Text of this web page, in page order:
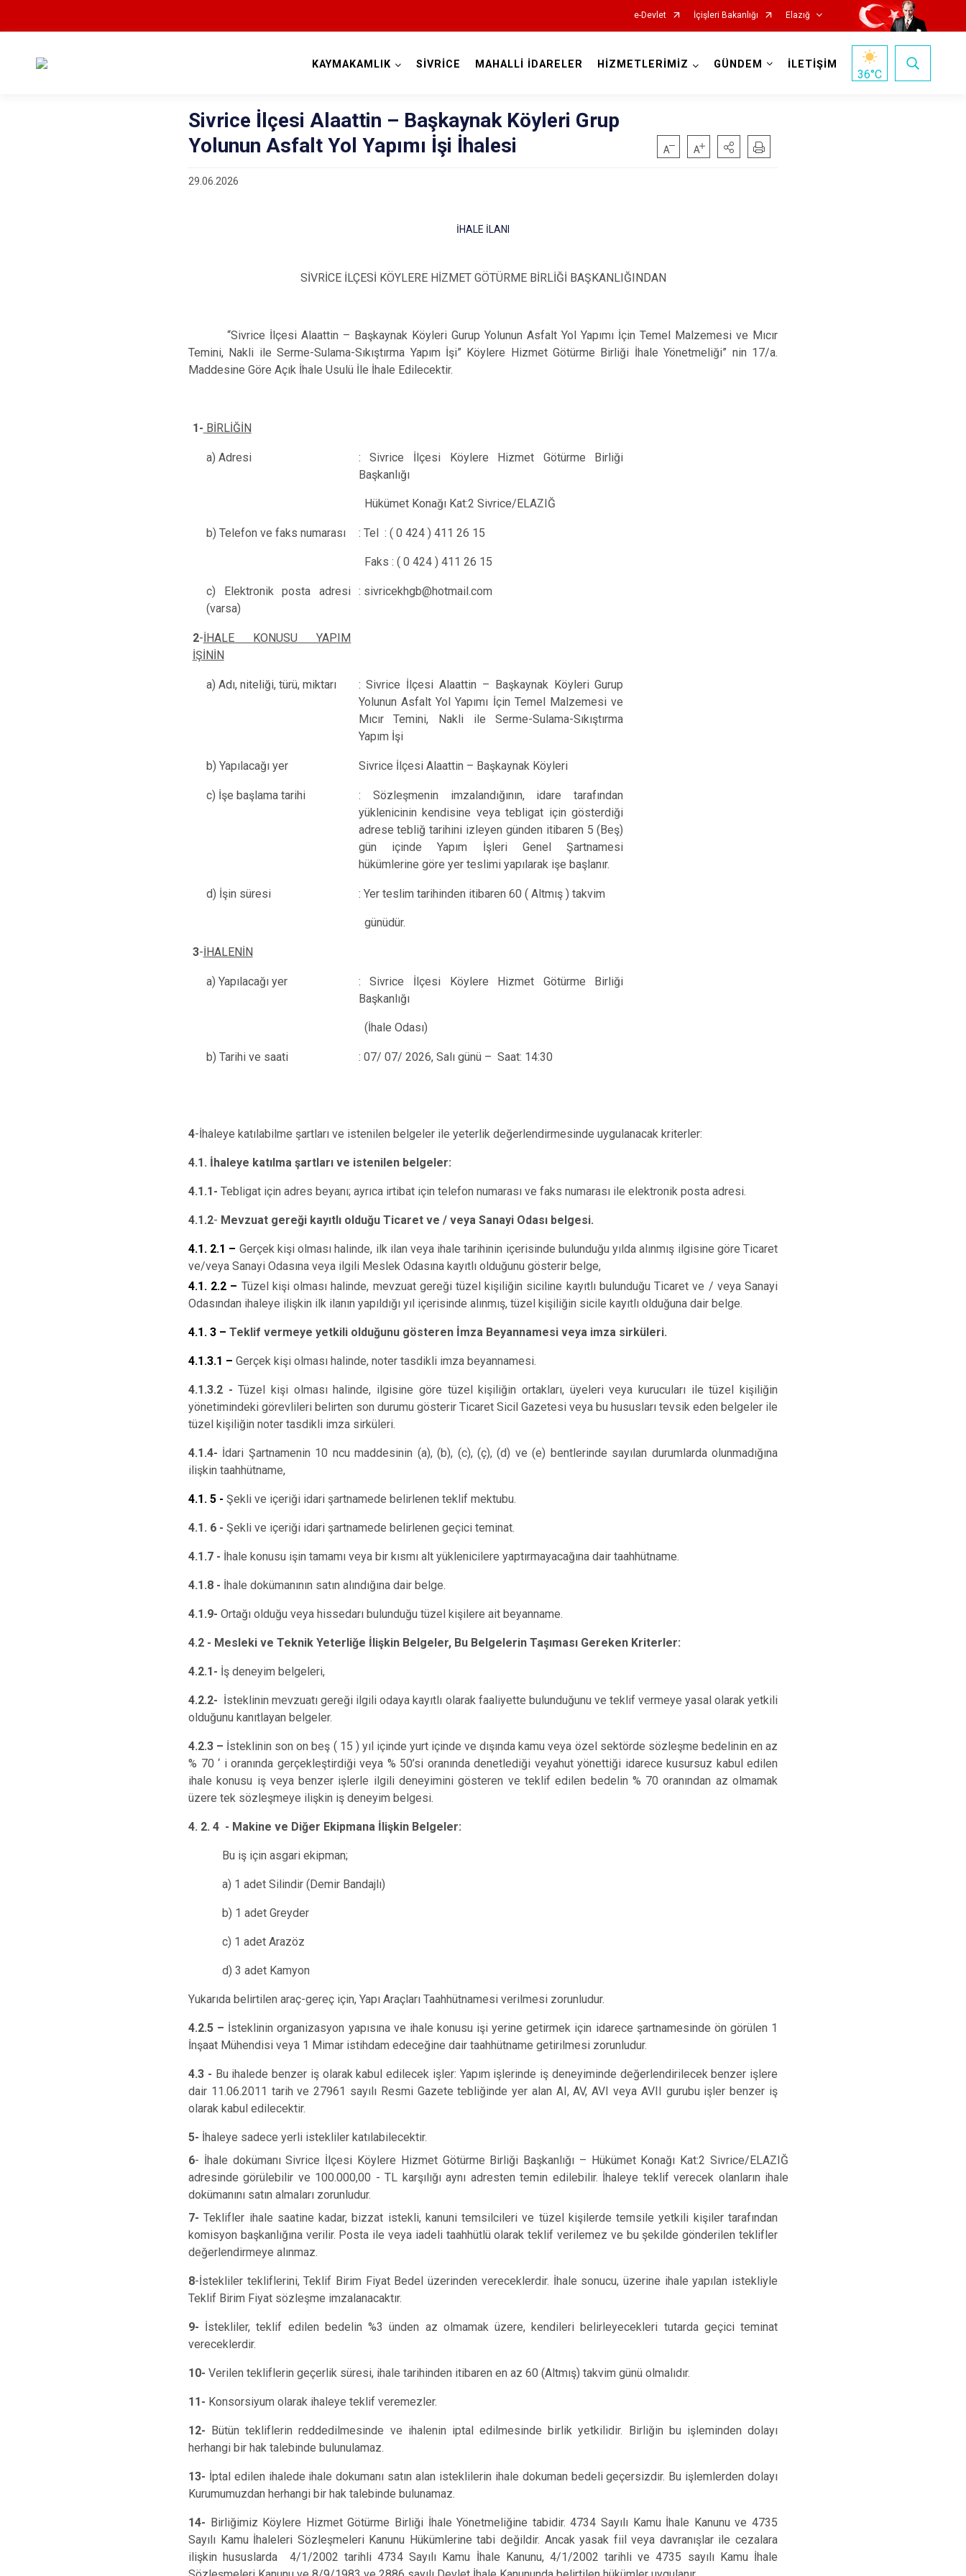
e-Devlet İçişleri Bakanlığı Elazığ
Alacakaya
Karakoçan
Sivrice
KAYMAKAMLIK SİVRİCE MAHALLİ İDARELER HİZMETLERİMİZ GÜNDEM İLETİŞİM
36°C
Sivrice İlçesi Alaattin – Başkaynak Köyleri Grup
Yolunun Asfalt Yol Yapımı İşi İhalesi
29.06.2026
İHALE İLANI
SİVRİCE İLÇESİ KÖYLERE HİZMET GÖTÜRME BİRLİĞİ BAŞKANLIĞINDAN
“Sivrice İlçesi Alaattin – Başkaynak Köyleri Gurup Yolunun Asfalt Yol Yapımı İçin Temel Malzemesi ve Mıcır
Temini, Nakli ile Serme-Sulama-Sıkıştırma Yapım İşi” Köylere Hizmet Götürme Birliği İhale Yönetmeliği” nin 17/a.
Maddesine Göre Açık İhale Usulü İle İhale Edilecektir.
1- BİRLİĞİN
a) Adresi
: Sivrice İlçesi Köylere Hizmet Götürme Birliği
Başkanlığı
Hükümet Konağı Kat:2 Sivrice/ELAZIĞ
b) Telefon ve faks numarası : Tel : ( 0 424 ) 411 26 15
Faks : ( 0 424 ) 411 26 15
c) Elektronik posta adresi
(varsa)
: sivricekhgb@hotmail.com
2-İHALE KONUSU YAPIM
İŞİNİN
a) Adı, niteliği, türü, miktarı
: Sivrice İlçesi Alaattin – Başkaynak Köyleri Gurup
Yolunun Asfalt Yol Yapımı İçin Temel Malzemesi ve
Mıcır Temini, Nakli ile Serme-Sulama-Sıkıştırma
Yapım İşi
b) Yapılacağı yer Sivrice İlçesi Alaattin – Başkaynak Köyleri
c) İşe başlama tarihi
: Sözleşmenin imzalandığının, idare tarafından
yüklenicinin kendisine veya tebligat için gösterdiği
adrese tebliğ tarihini izleyen günden itibaren 5 (Beş)
gün içinde Yapım İşleri Genel Şartnamesi
hükümlerine göre yer teslimi yapılarak işe başlanır.
d) İşin süresi : Yer teslim tarihinden itibaren 60 ( Altmış ) takvim
günüdür.
3-İHALENİN
a) Yapılacağı yer
: Sivrice İlçesi Köylere Hizmet Götürme Birliği
Başkanlığı
(İhale Odası)
b) Tarihi ve saati : 07/ 07/ 2026, Salı günü – Saat: 14:30
4-İhaleye katılabilme şartları ve istenilen belgeler ile yeterlik değerlendirmesinde uygulanacak kriterler:
4.1. İhaleye katılma şartları ve istenilen belgeler:
4.1.1- Tebligat için adres beyanı; ayrıca irtibat için telefon numarası ve faks numarası ile elektronik posta adresi.
4.1.2- Mevzuat gereği kayıtlı olduğu Ticaret ve / veya Sanayi Odası belgesi.
4.1. 2.1 – Gerçek kişi olması halinde, ilk ilan veya ihale tarihinin içerisinde bulunduğu yılda alınmış ilgisine göre Ticaret
ve/veya Sanayi Odasına veya ilgili Meslek Odasına kayıtlı olduğunu gösterir belge,
4.1. 2.2 – Tüzel kişi olması halinde, mevzuat gereği tüzel kişiliğin siciline kayıtlı bulunduğu Ticaret ve / veya Sanayi
Odasından ihaleye ilişkin ilk ilanın yapıldığı yıl içerisinde alınmış, tüzel kişiliğin sicile kayıtlı olduğuna dair belge.
4.1. 3 – Teklif vermeye yetkili olduğunu gösteren İmza Beyannamesi veya imza sirküleri.
4.1.3.1 – Gerçek kişi olması halinde, noter tasdikli imza beyannamesi.
4.1.3.2 - Tüzel kişi olması halinde, ilgisine göre tüzel kişiliğin ortakları, üyeleri veya kurucuları ile tüzel kişiliğin
yönetimindeki görevlileri belirten son durumu gösterir Ticaret Sicil Gazetesi veya bu hususları tevsik eden belgeler ile
tüzel kişiliğin noter tasdikli imza sirküleri.
4.1.4- İdari Şartnamenin 10 ncu maddesinin (a), (b), (c), (ç), (d) ve (e) bentlerinde sayılan durumlarda olunmadığına
ilişkin taahhütname,
4.1. 5 - Şekli ve içeriği idari şartnamede belirlenen teklif mektubu.
4.1. 6 - Şekli ve içeriği idari şartnamede belirlenen geçici teminat.
4.1.7 - İhale konusu işin tamamı veya bir kısmı alt yüklenicilere yaptırmayacağına dair taahhütname.
4.1.8 - İhale dokümanının satın alındığına dair belge.
4.1.9- Ortağı olduğu veya hissedarı bulunduğu tüzel kişilere ait beyanname.
4.2 - Mesleki ve Teknik Yeterliğe İlişkin Belgeler, Bu Belgelerin Taşıması Gereken Kriterler:
4.2.1- İş deneyim belgeleri,
4.2.2- İsteklinin mevzuatı gereği ilgili odaya kayıtlı olarak faaliyette bulunduğunu ve teklif vermeye yasal olarak yetkili
olduğunu kanıtlayan belgeler.
4.2.3 – İsteklinin son on beş ( 15 ) yıl içinde yurt içinde ve dışında kamu veya özel sektörde sözleşme bedelinin en az
% 70 ‘ i oranında gerçekleştirdiği veya % 50’si oranında denetlediği veyahut yönettiği idarece kusursuz kabul edilen
ihale konusu iş veya benzer işlerle ilgili deneyimini gösteren ve teklif edilen bedelin % 70 oranından az olmamak
üzere tek sözleşmeye ilişkin iş deneyim belgesi.
4. 2. 4 - Makine ve Diğer Ekipmana İlişkin Belgeler:
Bu iş için asgari ekipman;
a) 1 adet Silindir (Demir Bandajlı)
b) 1 adet Greyder
c) 1 adet Arazöz
d) 3 adet Kamyon
Yukarıda belirtilen araç-gereç için, Yapı Araçları Taahhütnamesi verilmesi zorunludur.
4.2.5 – İsteklinin organizasyon yapısına ve ihale konusu işi yerine getirmek için idarece şartnamesinde ön görülen 1
İnşaat Mühendisi veya 1 Mimar istihdam edeceğine dair taahhütname getirilmesi zorunludur.
4.3 - Bu ihalede benzer iş olarak kabul edilecek işler: Yapım işlerinde iş deneyiminde değerlendirilecek benzer işlere
dair 11.06.2011 tarih ve 27961 sayılı Resmi Gazete tebliğinde yer alan AI, AV, AVI veya AVII gurubu işler benzer iş
olarak kabul edilecektir.
5- İhaleye sadece yerli istekliler katılabilecektir.
6- İhale dokümanı Sivrice İlçesi Köylere Hizmet Götürme Birliği Başkanlığı – Hükümet Konağı Kat:2 Sivrice/ELAZIĞ
adresinde görülebilir ve 100.000,00 - TL karşılığı aynı adresten temin edilebilir. İhaleye teklif verecek olanların ihale
dokümanını satın almaları zorunludur.
7-Teklifler ihale saatine kadar, bizzat istekli, kanuni temsilcileri ve tüzel kişilerde temsile yetkili kişiler tarafından
komisyon başkanlığına verilir. Posta ile veya iadeli taahhütlü olarak teklif verilemez ve bu şekilde gönderilen teklifler
değerlendirmeye alınmaz.
8-İstekliler tekliflerini, Teklif Birim Fiyat Bedel üzerinden vereceklerdir. İhale sonucu, üzerine ihale yapılan istekliyle
Teklif Birim Fiyat sözleşme imzalanacaktır.
9- İstekliler, teklif edilen bedelin %3 ünden az olmamak üzere, kendileri belirleyecekleri tutarda geçici teminat
vereceklerdir.
10- Verilen tekliflerin geçerlik süresi, ihale tarihinden itibaren en az 60 (Altmış) takvim günü olmalıdır.
11- Konsorsiyum olarak ihaleye teklif veremezler.
12- Bütün tekliflerin reddedilmesinde ve ihalenin iptal edilmesinde birlik yetkilidir. Birliğin bu işleminden dolayı
herhangi bir hak talebinde bulunulamaz.
13- İptal edilen ihalede ihale dokumanı satın alan isteklilerin ihale dokuman bedeli geçersizdir. Bu işlemlerden dolayı
Kurumumuzdan herhangi bir hak talebinde bulunamaz.
14- Birliğimiz Köylere Hizmet Götürme Birliği İhale Yönetmeliğine tabidir. 4734 Sayılı Kamu İhale Kanunu ve 4735
Sayılı Kamu İhaleleri Sözleşmeleri Kanunu Hükümlerine tabi değildir. Ancak yasak fiil veya davranışlar ile cezalara
ilişkin hususlarda 4/1/2002 tarihli 4734 Sayılı Kamu İhale Kanunu, 4/1/2002 tarihli ve 4735 sayılı Kamu İhale